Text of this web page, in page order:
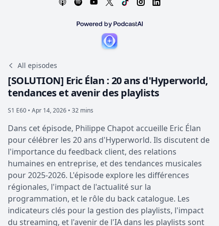
All episodes
[SOLUTION] Eric Élan : 20 ans d'Hyperworld,
tendances et avenir des playlists
S1 E60 • Apr 14, 2026 • 32 mins
Dans cet épisode, Philippe Chapot accueille Eric Élan
pour célébrer les 20 ans d'Hyperworld. Ils discutent de
l'importance du feedback client, des relations
humaines en entreprise, et des tendances musicales
pour 2025-2026. L'épisode explore les différences
régionales, l'impact de l'actualité sur la
programmation, et le rôle du back catalogue. Les
indicateurs clés pour la gestion des playlists, l'impact
du streaming, et l'avenir de l'IA dans les playlists sont